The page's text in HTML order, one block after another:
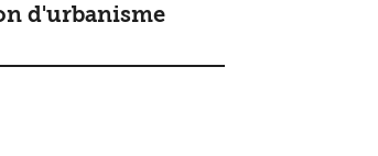
d'urbanisme